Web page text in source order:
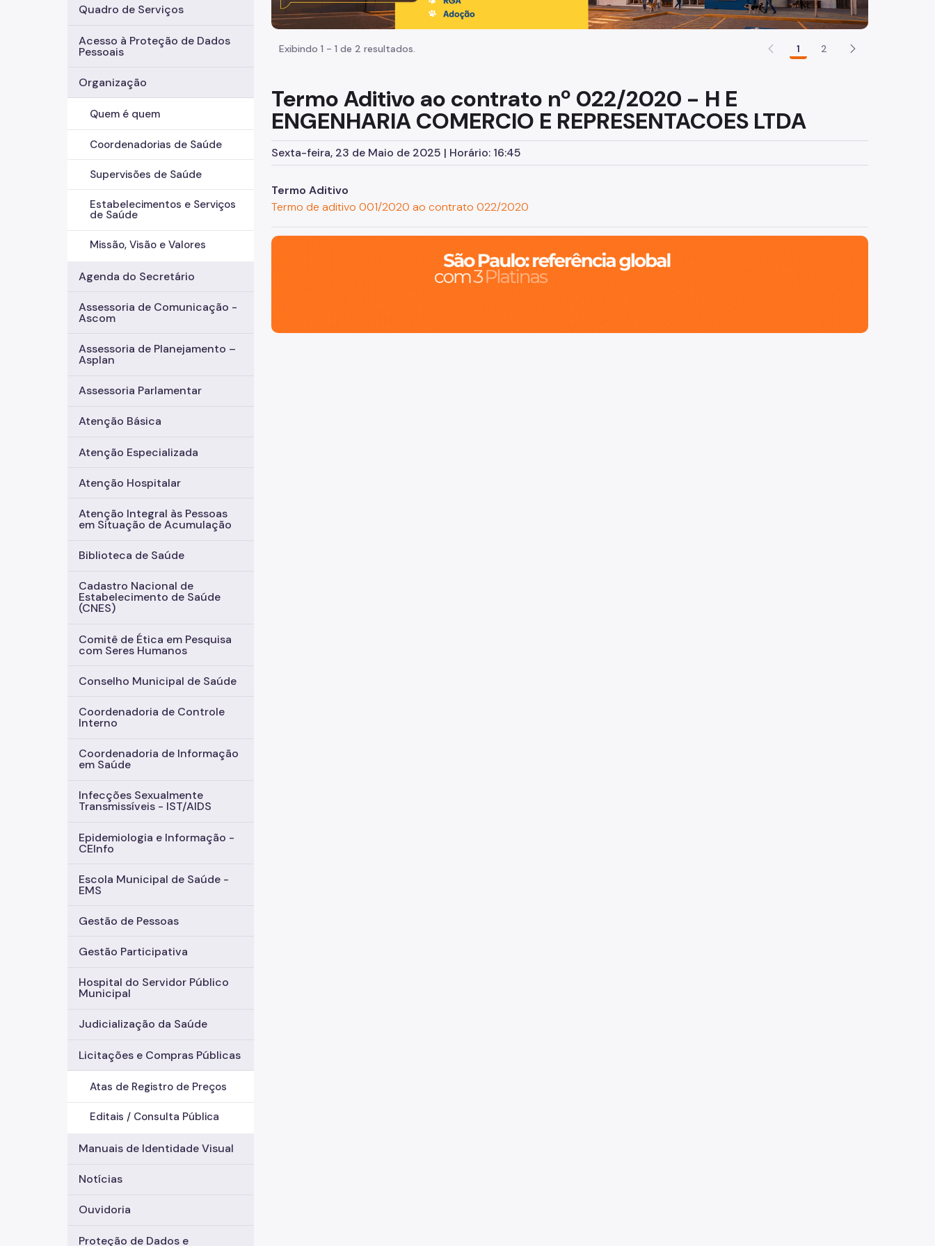
Quadro de Serviços
Acesso à Proteção de Dados
Pessoais
Organização
Quem é quem
Coordenadorias de Saúde
Supervisões de Saúde
Estabelecimentos e Serviços
de Saúde
Missão, Visão e Valores
Agenda do Secretário
Assessoria de Comunicação -
Ascom
Assessoria de Planejamento –
Asplan
Assessoria Parlamentar
Atenção Básica
Atenção Especializada
Atenção Hospitalar
Atenção Integral às Pessoas
em Situação de Acumulação
Biblioteca de Saúde
Cadastro Nacional de
Estabelecimento de Saúde
(CNES)
Comitê de Ética em Pesquisa
com Seres Humanos
Conselho Municipal de Saúde
Coordenadoria de Controle
Interno
Coordenadoria de Informação
em Saúde
Infecções Sexualmente
Transmissíveis - IST/AIDS
Epidemiologia e Informação -
CEInfo
Escola Municipal de Saúde -
EMS
Gestão de Pessoas
Gestão Participativa
Hospital do Servidor Público
Municipal
Judicialização da Saúde
Licitações e Compras Públicas
Atas de Registro de Preços
Editais / Consulta Pública
Manuais de Identidade Visual
Notícias
Ouvidoria
Proteção de Dados e
Exibindo 1 - 1 de 2 resultados. 1 2
Termo Aditivo ao contrato nº 022/2020 - H E
ENGENHARIA COMERCIO E REPRESENTACOES LTDA
Sexta-feira, 23 de Maio de 2025 | Horário: 16:45
Termo Aditivo
Termo de aditivo 001/2020 ao contrato 022/2020
São Paulo, cidade inteligente, resiliente e sustentável